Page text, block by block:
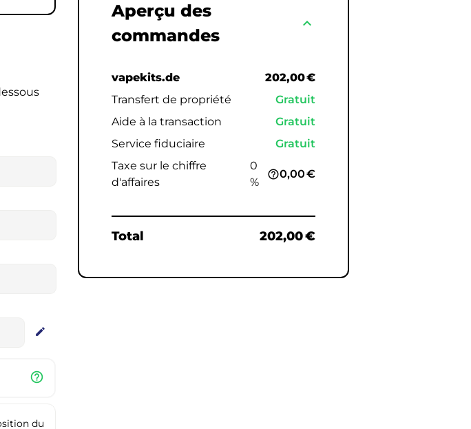
edit
help_outline
du
Aperçu des
commandes
expand_less
vapekits.de
202,00 €
Transfert de propriété
Gratuit
Aide à la transaction
Gratuit
Service fiduciaire
Gratuit
Taxe sur le chiffre
d'affaires
0
%
help_outline0,00 €
Total 202,00 €